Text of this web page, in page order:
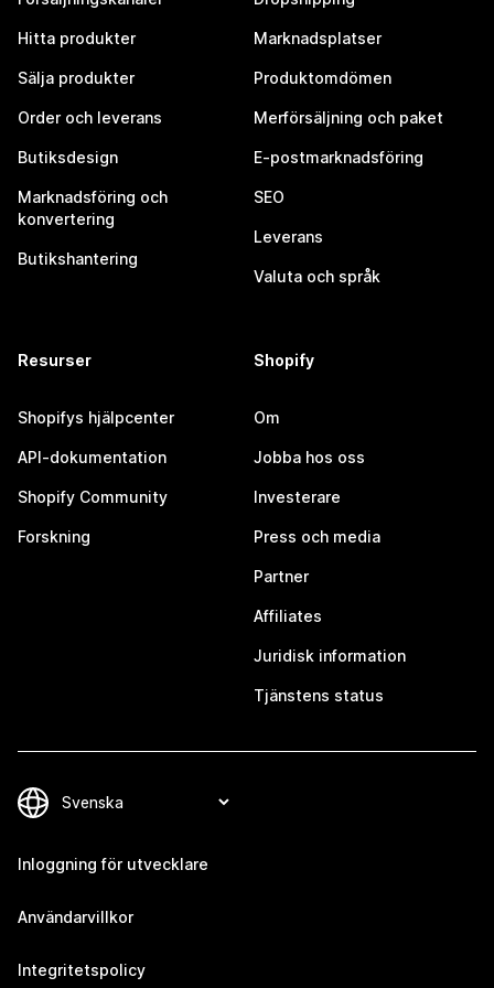
Hitta produkter
Sälja produkter
Order och leverans
Butiksdesign
Marknadsföring och
konvertering
Butikshantering
Marknadsplatser
Produktomdömen
Merförsäljning och paket
E-postmarknadsföring
SEO
Leverans
Valuta och språk
Resurser
Shopifys hjälpcenter
API-dokumentation
Shopify Community
Forskning
Shopify
Om
Jobba hos oss
Investerare
Press och media
Partner
Affiliates
Juridisk information
Tjänstens status
Inloggning för utvecklare
Användarvillkor
Integritetspolicy